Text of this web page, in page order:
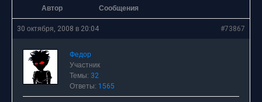
Автор
Сообщения
30 октября, 2008 в 20:04
#73867
Федор
Участник
Темы: 32
Ответы: 1565